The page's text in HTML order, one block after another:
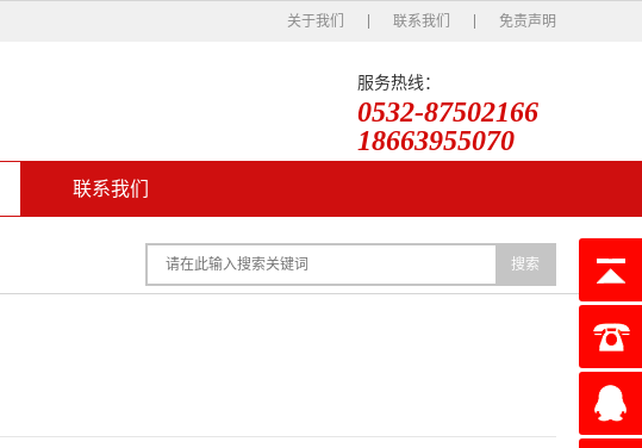
关于我们 联系我们 免责声明
服务热线：
0532-87502166
18663955070
联系我们
搜索